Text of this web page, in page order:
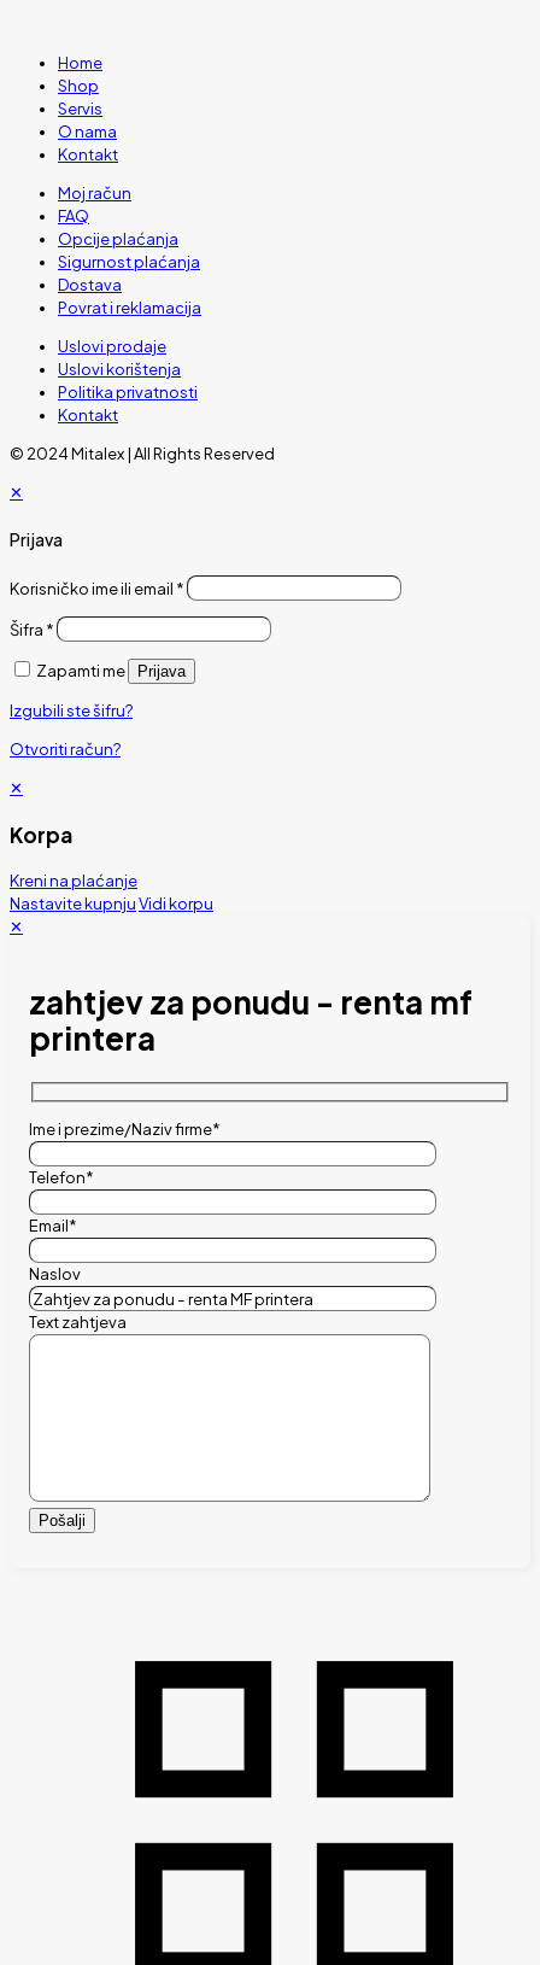
Home
Shop
Servis
O nama
Kontakt
Moj račun
FAQ
Opcije plaćanja
Sigurnost plaćanja
Dostava
Povrat i reklamacija
Uslovi prodaje
Uslovi korištenja
Politika privatnosti
Kontakt
© 2024 Mitalex | All Rights Reserved
✕
Prijava
Korisničko ime ili email *
Šifra *
Zapamti me Prijava
Izgubili ste šifru?
Otvoriti račun?
✕
Korpa
Kreni na plaćanje
Nastavite kupnjuVidi korpu
✕
zahtjev za ponudu - renta mf
printera
Ime i prezime/Naziv firme*
Telefon*
Email*
Naslov
Text zahtjeva